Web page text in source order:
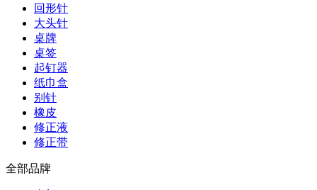
回形针
大头针
桌牌
桌签
起钉器
纸巾盒
别针
橡皮
修正液
修正带
全部品牌